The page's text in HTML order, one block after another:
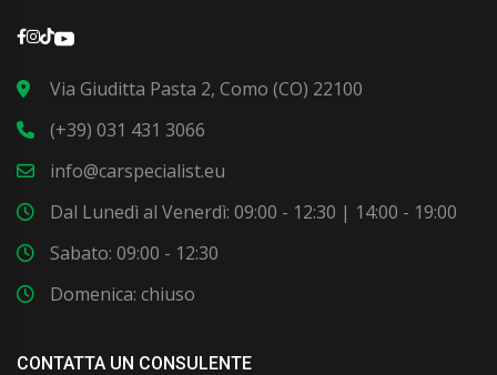
Via Giuditta Pasta 2, Como (CO) 22100
(+39) 031 431 3066
info@carspecialist.eu
Dal Lunedì al Venerdì: 09:00 - 12:30 | 14:00 - 19:00
Sabato: 09:00 - 12:30
Domenica: chiuso
CONTATTA UN CONSULENTE